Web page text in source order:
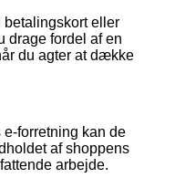
betalingskort eller
drage fordel af en
du agter at dække
forretning kan de
af shoppens
arbejde.